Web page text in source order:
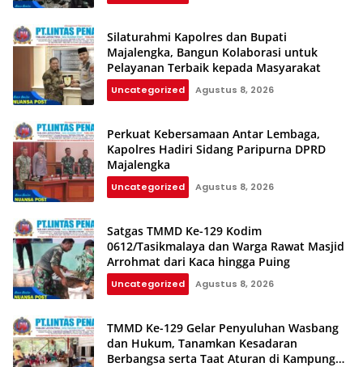
Silaturahmi Kapolres dan Bupati
Majalengka, Bangun Kolaborasi untuk
Pelayanan Terbaik kepada Masyarakat
Uncategorized Agustus 8, 2026
Perkuat Kebersamaan Antar Lembaga,
Kapolres Hadiri Sidang Paripurna DPRD
Majalengka
Uncategorized Agustus 8, 2026
Satgas TMMD Ke-129 Kodim
0612/Tasikmalaya dan Warga Rawat Masjid
Arrohmat dari Kaca hingga Puing
Uncategorized Agustus 8, 2026
TMMD Ke-129 Gelar Penyuluhan Wasbang
dan Hukum, Tanamkan Kesadaran
Berbangsa serta Taat Aturan di Kampung